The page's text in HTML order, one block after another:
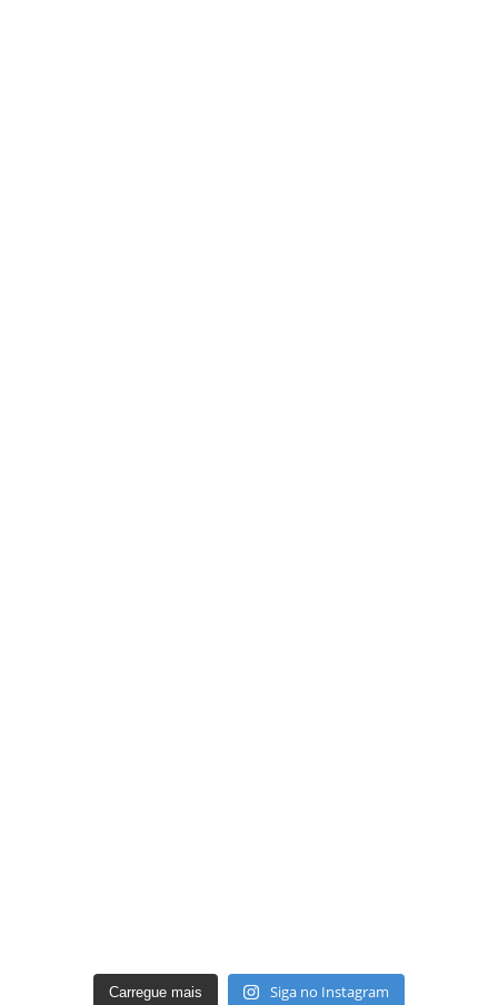
Carregue mais Siga no Instagram